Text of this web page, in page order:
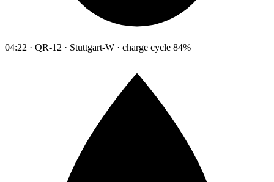
04:22 · QR-12 · Stuttgart-W · charge cycle 84%